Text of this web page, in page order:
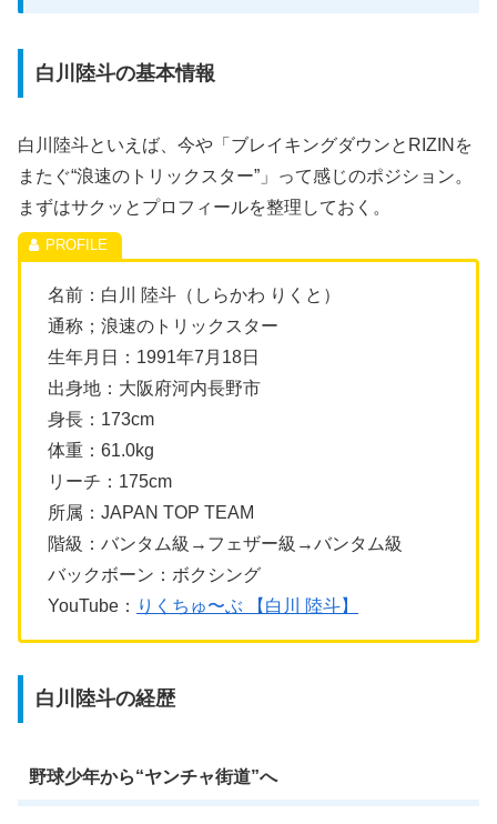
白川陸斗の基本情報
白川陸斗といえば、今や「ブレイキングダウンとRIZINを
またぐ“浪速のトリックスター”」って感じのポジション。
まずはサクッとプロフィールを整理しておく。
名前：白川 陸斗（しらかわ りくと）
通称；浪速のトリックスター
生年月日：1991年7月18日
出身地：大阪府河内長野市
身長：173cm
体重：61.0kg
リーチ：175cm
所属：JAPAN TOP TEAM
階級：バンタム級→フェザー級→バンタム級
バックボーン：ボクシング
YouTube： りくちゅ〜ぶ 【白川 陸斗】
白川陸斗の経歴
野球少年から“ヤンチャ街道”へ